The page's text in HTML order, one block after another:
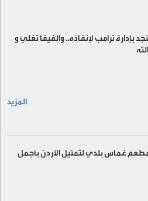
بإدارة ترامب لإنقاذه.. والفيفا تغلي و
المزيد
غماس بلدي لتمثيل الأردن بأجمل